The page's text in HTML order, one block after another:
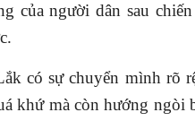
của người dân sau
sự chuyển mình rõ
khứ mà còn hướng ngòi
Tạp chí Chư Yang Sin số 363